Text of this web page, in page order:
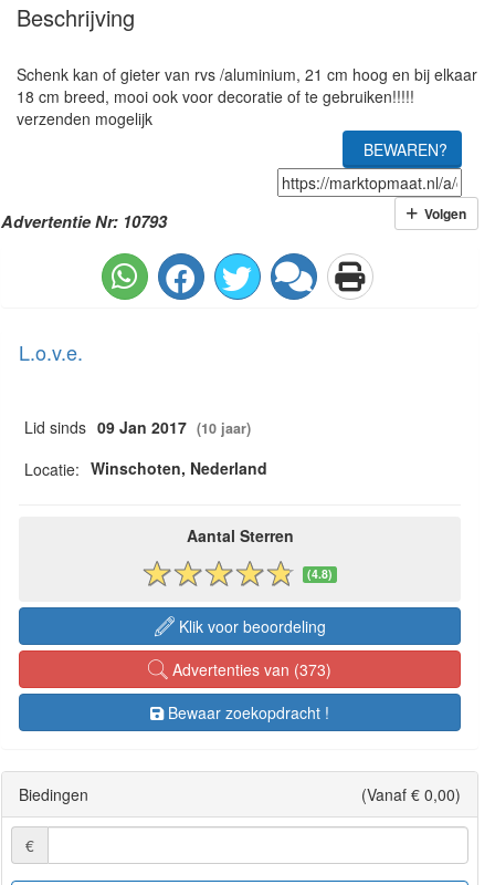
Beschrijving
Schenk kan of gieter van rvs /aluminium, 21 cm hoog en bij elkaar
18 cm breed, mooi ook voor decoratie of te gebruiken!!!!!
verzenden mogelijk
BEWAREN?
Advertentie Nr: 10793 Volgen
L.o.v.e.
Lid sinds 09 Jan 2017 (10 jaar)
Locatie: Winschoten, Nederland
Aantal Sterren
(4.8)
Klik voor beoordeling
Advertenties van (373)
Bewaar zoekopdracht !
Biedingen (Vanaf € 0,00)
€